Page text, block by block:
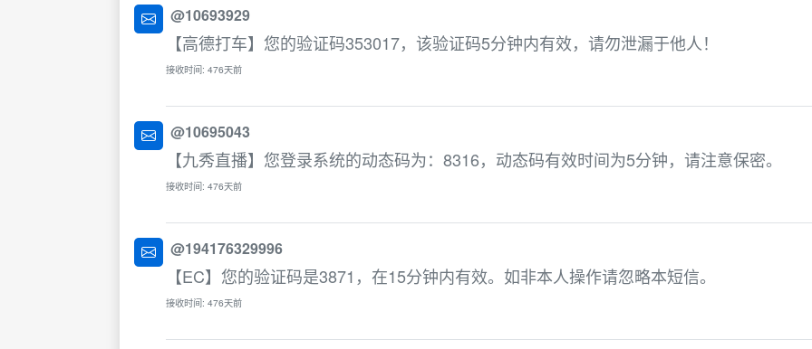
@10693929
【高德打车】您的验证码353017，该验证码5分钟内有效，请勿泄漏于他人！
接收时间: 476天前
@10695043
【九秀直播】您登录系统的动态码为：8316，动态码有效时间为5分钟，请注意保密。
接收时间: 476天前
@194176329996
【EC】您的验证码是3871，在15分钟内有效。如非本人操作请忽略本短信。
接收时间: 476天前